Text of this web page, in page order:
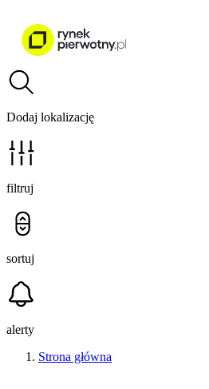
Dodaj lokalizację
filtruj
sortuj
alerty
Strona główna